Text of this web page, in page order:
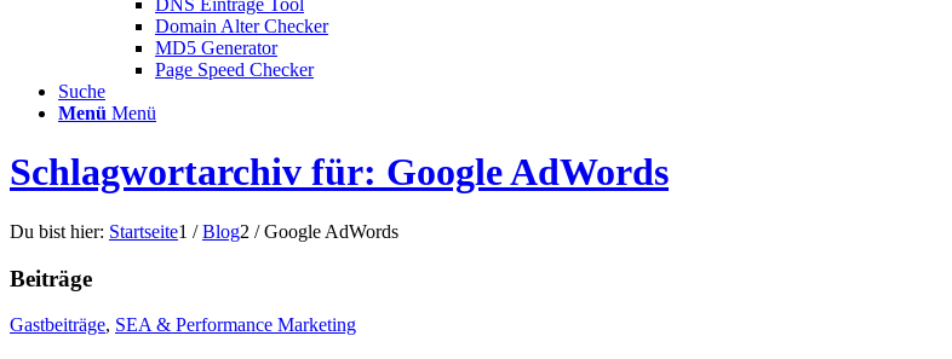
DNS Einträge Tool
Domain Alter Checker
MD5 Generator
Page Speed Checker
Suche
Menü Menü
Schlagwortarchiv für: Google AdWords
Du bist hier: Startseite1 / Blog2 / Google AdWords
Beiträge
Gastbeiträge, SEA & Performance Marketing